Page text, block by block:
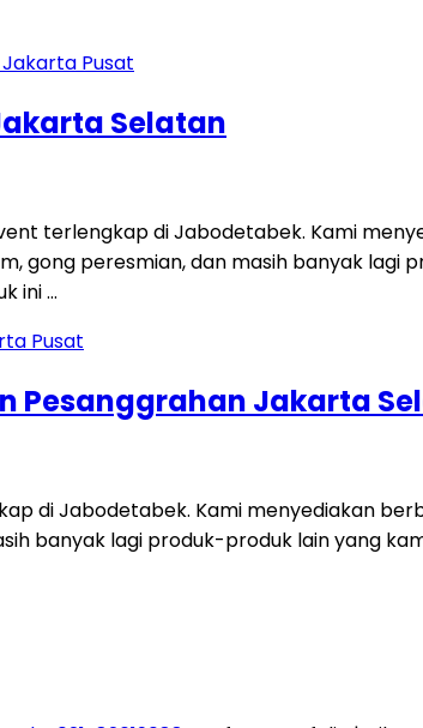
Selatan
terlengkap di Jabodetabek. Kami
gong peresmian, dan masih banyak
ini …
Pesanggrahan Jakarta
di Jabodetabek. Kami menyediakan
banyak lagi produk-produk lain yang